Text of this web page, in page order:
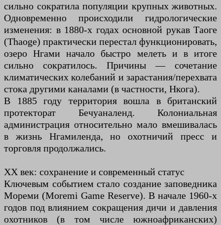
сильно сократила популяции крупных животных.
Одновременно происходили гидрологические
изменения: в 1880-х годах основной рукав Таоге
(Thaoge) практически перестал функционировать,
озеро Нгами начало быстро мелеть и в итоге
сильно сократилось. Причины — сочетание
климатических колебаний и зарастания/перехвата
стока другими каналами (в частности, Нкога).
В 1885 году территория вошла в британский
протекторат Бечуаналенд. Колониальная
администрация относительно мало вмешивалась
в жизнь Нгамиленда, но охотничий пресс и
торговля продолжались.
XX век: сохранение и современный статус
Ключевым событием стало создание заповедника
Мореми (Moremi Game Reserve). В начале 1960-х
годов под влиянием сокращения дичи и давления
охотников (в том числе южноафриканских)